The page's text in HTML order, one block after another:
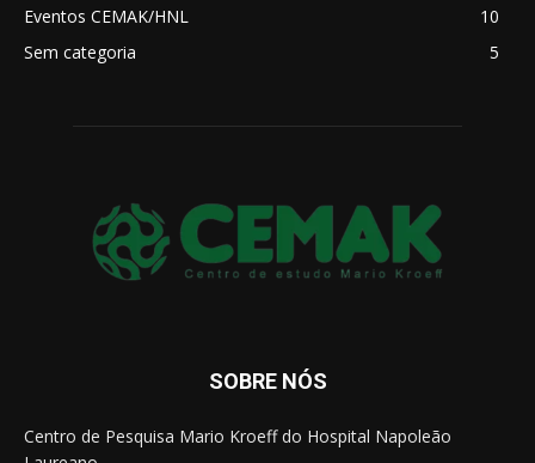
Eventos CEMAK/HNL
10
Sem categoria
5
SOBRE NÓS
Centro de Pesquisa Mario Kroeff do Hospital Napoleão